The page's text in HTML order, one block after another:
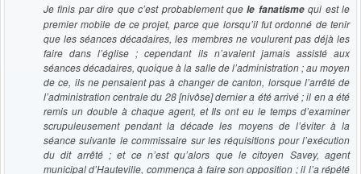
Je finis par dire que c’est probablement quele fanatismequi est le
premier mobile de ce projet, parce que lorsqu’il fut ordonné de tenir
que les séances décadaires, les membres ne voulurent pas déjà les
faire dans l’église ; cependant ils n’avaient jamais assisté aux
séances décadaires, quoique à la salle de l’administration ; au moyen
de ce, ils ne pensaient pas à changer de canton, lorsque l’arrêté de
l’administration centrale du 28 [nivôse] dernier a été arrivé ; il en a été
remis un double à chaque agent, et Ils ont eu le temps d’examiner
scrupuleusement pendant la décade les moyens de l’éviter à la
séance suivante le commissaire sur les réquisitions pour l’exécution
du dit arrêté ; et ce n’est qu’alors que le citoyen Savey, agent
municipal d’Hauteville, commença à faire son opposition ; il l’a répété